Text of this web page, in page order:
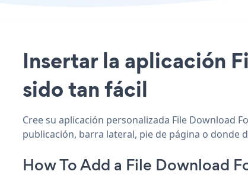
Insertar la aplicación
sido tan fácil
Cree su aplicación personalizada File Download
publicación, barra lateral, pie de página o donde
How To Add a File Download